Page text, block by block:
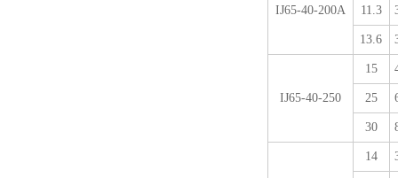
IJ65-40-200A 11.3
13.6
IJ65-40-250
15
25
30
14